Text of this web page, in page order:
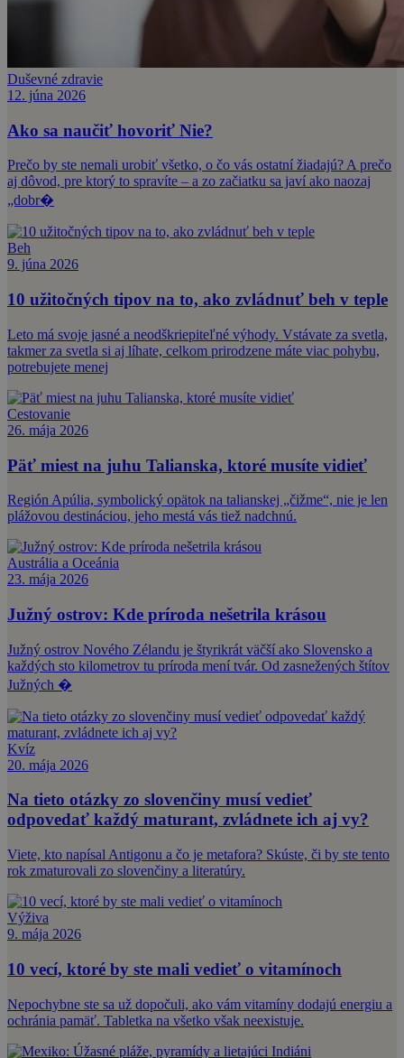
Duševné zdravie
12. júna 2026
Ako sa naučiť hovoriť Nie?
Prečo by ste nemali urobiť všetko, o čo vás ostatní žiadajú? A prečo
aj dôvod, pre ktorý to spravíte – a zo začiatku sa javí ako naozaj
„dobr�
Beh
9. júna 2026
10 užitočných tipov na to, ako zvládnuť beh v teple
Leto má svoje jasné a neodškriepiteľné výhody. Vstávate za svetla,
takmer za svetla si aj líhate, celkom prirodzene máte viac pohybu,
potrebujete menej
Cestovanie
26. mája 2026
Päť miest na juhu Talianska, ktoré musíte vidieť
Región Apúlia, symbolický opätok na talianskej „čižme“, nie je len
plážovou destináciou, jeho mestá vás tiež nadchnú.
Austrália a Oceánia
23. mája 2026
Južný ostrov: Kde príroda nešetrila krásou
Južný ostrov Nového Zélandu je štyrikrát väčší ako Slovensko a
každých sto kilometrov tu príroda mení tvár. Od zasnežených štítov
Južných �
Kvíz
20. mája 2026
Na tieto otázky zo slovenčiny musí vedieť
odpovedať každý maturant, zvládnete ich aj vy?
Viete, kto napísal Antigonu a čo je metafora? Skúste, či by ste tento
rok zmaturovali zo slovenčiny a literatúry.
Výživa
9. mája 2026
10 vecí, ktoré by ste mali vedieť o vitamínoch
Nepochybne ste sa už dopočuli, ako vám vitamíny dodajú energiu a
ochránia pamäť. Tabletka na všetko však neexistuje.